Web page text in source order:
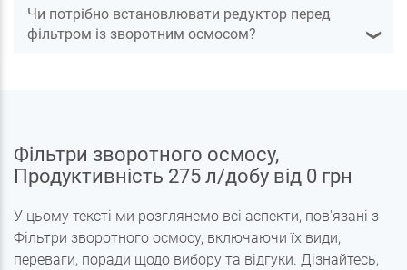
Чи потрібно встановлювати редуктор перед
фільтром із зворотним осмосом?
❯
Фільтри зворотного осмосу,
Продуктивність 275 л/добу від 0 грн
У цьому тексті ми розглянемо всі аспекти, пов'язані з
Фільтри зворотного осмосу, включаючи їх види,
переваги, поради щодо вибору та відгуки. Дізнайтесь,